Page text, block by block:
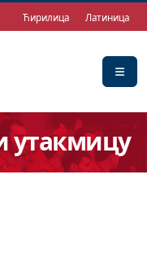
Ћирилица Латиница
утакмицу